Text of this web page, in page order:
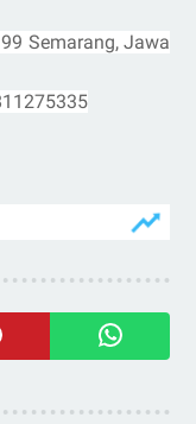
Semarang, Jawa